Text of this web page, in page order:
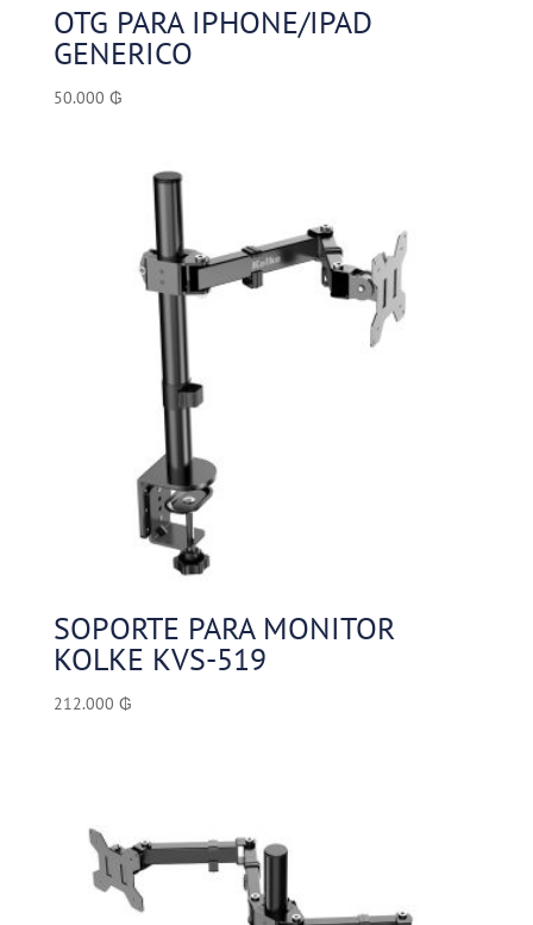
OTG PARA IPHONE/IPAD
GENERICO
50.000 ₲
SOPORTE PARA MONITOR
KOLKE KVS-519
212.000 ₲